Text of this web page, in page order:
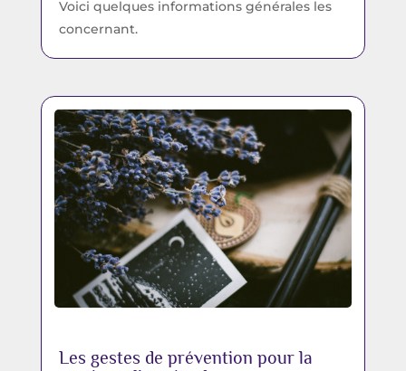
Voici quelques informations générales les
concernant.
Les gestes de prévention pour la